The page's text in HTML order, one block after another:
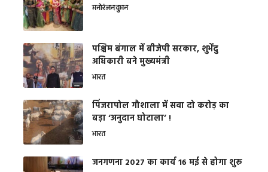
मनोरंजनवुमन
पश्चिम बंगाल में बीजेपी सरकार, शुभेंदु
अधिकारी बने मुख्यमंत्री
भारत
​पिंजरापोल गौशाला में सवा दो करोड़ का
बड़ा ‘अनुदान घोटाला’ !
भारत
जनगणना 2027 का कार्य 16 मई से होगा शुरू